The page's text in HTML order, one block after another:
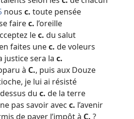
nous c. toute pensée
fairec. l’oreille
lec. du salut
en faites unec. de voleurs
justice sera la c.
à C., puis aux Douze
je lui ai résisté
du c. de la terre
ne pas savoir avec c. l’avenir
de payer l’impôt à C. ?